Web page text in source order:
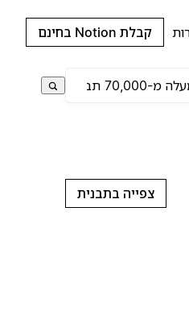
קבלת Notion בחינם
צפייה בתבנית